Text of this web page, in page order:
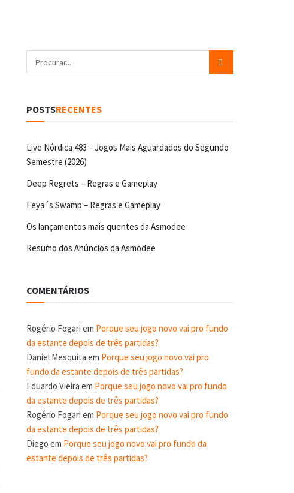
POSTSRECENTES
Live Nórdica 483 – Jogos Mais Aguardados do Segundo
Semestre (2026)
Deep Regrets – Regras e Gameplay
Feya´s Swamp – Regras e Gameplay
Os lançamentos mais quentes da Asmodee
Resumo dos Anúncios da Asmodee
COMENTÁRIOS
Rogério Fogari em Porque seu jogo novo vai pro fundo
da estante depois de três partidas?
Daniel Mesquita em Porque seu jogo novo vai pro
fundo da estante depois de três partidas?
Eduardo Vieira em Porque seu jogo novo vai pro fundo
da estante depois de três partidas?
Rogério Fogari em Porque seu jogo novo vai pro fundo
da estante depois de três partidas?
Diego em Porque seu jogo novo vai pro fundo da
estante depois de três partidas?